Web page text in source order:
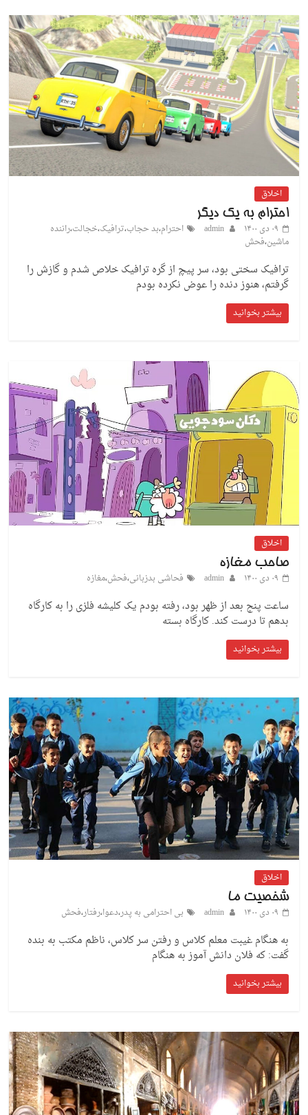
اخلاق
احترام به یک دیگر
۰۹ دی ۱۴۰۰
admin احترام،بد حجاب،ترافیک،خجالت،راننده
ماشین،فحش
ترافیک سختی بود، سر پیچ از گره ترافیک خلاص شدم و گازش را
گرفتم، هنوز دنده را عوض نکرده بودم
بیشتر بخوانید
اخلاق
صاحب مغازه
۰۹ دی ۱۴۰۰
admin فحاشی بدزبانی،فحش،مغازه
ساعت پنج بعد از ظهر بود، رفته بودم یک کلیشه فلزی را به کارگاه
بدهم تا درست کند. کارگاه بسته
بیشتر بخوانید
اخلاق
شخصیت ما
۰۹ دی ۱۴۰۰
admin بی احترامی به پدر،دعوا،رفتار،فحش
به هنگام غیبت معلم کلاس و رفتن سر کلاس، ناظم مکتب به بنده
گفت: که فلان دانش آموز به هنگام
بیشتر بخوانید